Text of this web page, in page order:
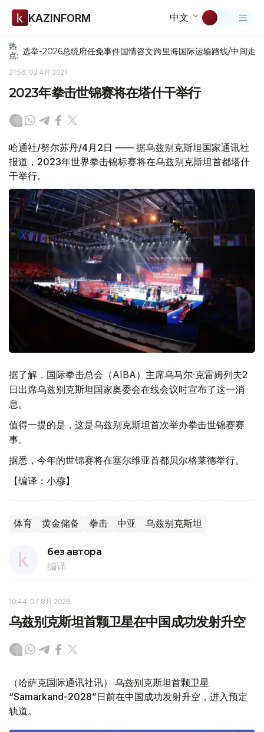
KAZINFORM 中文
热
点: 选举-2026总统府任免事件国情咨文跨里海国际运输路线/中间走廊
21:56, 02 4月 2021
2023年拳击世锦赛将在塔什干举行
哈通社/努尔苏丹/4月2日 —— 据乌兹别克斯坦国家通讯社
报道，2023年世界拳击锦标赛将在乌兹别克斯坦首都塔什
干举行。
据了解，国际拳击总会（AIBA）主席乌马尔·克雷姆列夫2
日出席乌兹别克斯坦国家奥委会在线会议时宣布了这一消
息。
值得一提的是，这是乌兹别克斯坦首次举办拳击世锦赛赛
事。
据悉，今年的世锦赛将在塞尔维亚首都贝尔格莱德举行。
【编译：小穆】
体育 黄金储备 拳击 中亚 乌兹别克斯坦
без автора
编译
10:44, 07 8月 2026
乌兹别克斯坦首颗卫星在中国成功发射升空
（哈萨克国际通讯社讯） 乌兹别克斯坦首颗卫星
“Samarkand-2028”日前在中国成功发射升空，进入预定
轨道。